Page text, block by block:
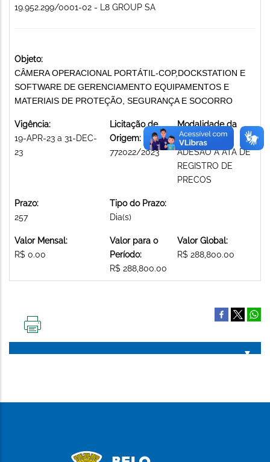
19.952.299/0001-02 - L8 GROUP SA
Objeto:
CÂMERA OPERACIONAL PORTÁTIL-COP,DOCKSTATION E
SOFTWARE DE GERENCIAMENTO EQUIPAMENTOS E
MATERIAIS DE PROTEÇÃO, SEGURANÇA E SOCORRO
Vigência:
19-APR-23 a 31-DEC-
23
Licitação de
Origem:
772022/2023
Modalidade da
licitação:
ADESAO A ATA DE
REGISTRO DE
PRECOS
Prazo:
257
Tipo do Prazo:
Dia(s)
Valor Mensal:
R$ 0.00
Valor para o
Período:
R$ 288,800.00
Valor Global:
R$ 288,800.00
PÁGINA